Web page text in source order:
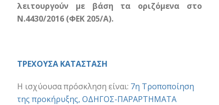
λειτουργούν με βάση τα οριζόμενα στο
Ν.4430/2016 (ΦΕΚ 205/Α).
ΤΡΕΧΟΥΣΑ ΚΑΤΑΣΤΑΣΗ
Η ισχύουσα πρόσκληση είναι: 7η Τροποποίηση
της προκήρυξης, ΟΔΗΓΟΣ-ΠΑΡΑΡΤΗΜΑΤΑ